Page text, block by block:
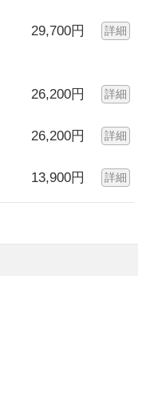
29,700円 詳細
26,200円 詳細
26,200円 詳細
13,900円 詳細